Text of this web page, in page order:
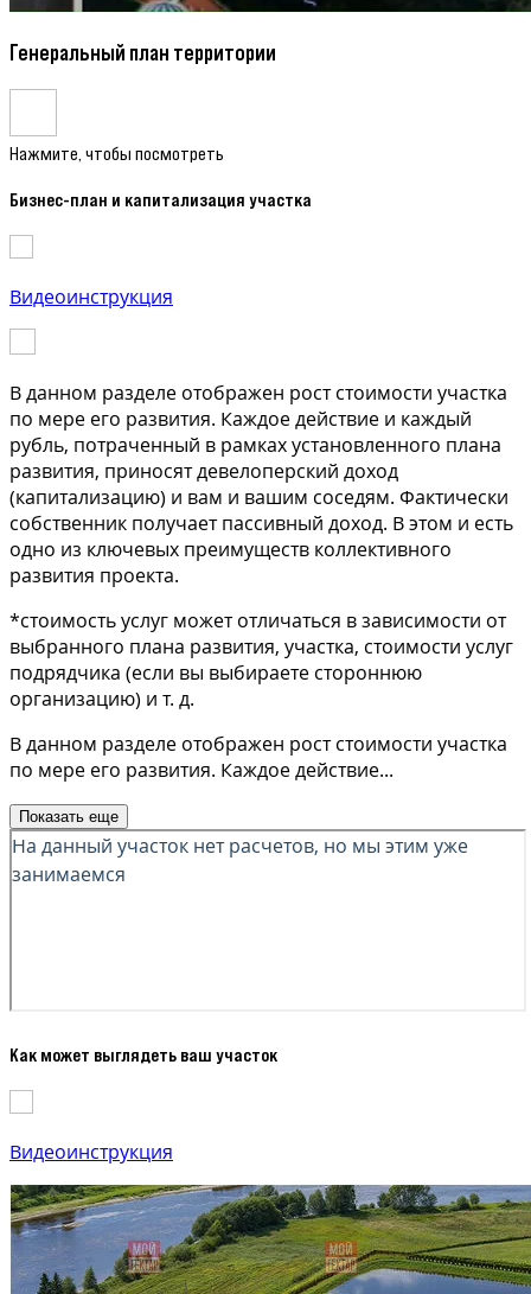
Генеральный план территории
Нажмите, чтобы посмотреть
Бизнес-план и капитализация участка
Видеоинструкция
В данном разделе отображен рост стоимости участка
по мере его развития. Каждое действие и каждый
рубль, потраченный в рамках установленного плана
развития, приносят девелоперский доход
(капитализацию) и вам и вашим соседям. Фактически
собственник получает пассивный доход. В этом и есть
одно из ключевых преимуществ коллективного
развития проекта.
*стоимость услуг может отличаться в зависимости от
выбранного плана развития, участка, стоимости услуг
подрядчика (если вы выбираете стороннюю
организацию) и т. д.
В данном разделе отображен рост стоимости участка
по мере его развития. Каждое действие...
Показать еще
Как может выглядеть ваш участок
Видеоинструкция